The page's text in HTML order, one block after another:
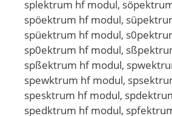
splektrum hf modul,
spöektrum hf modul,
spüektrum hf modul,
sp0ektrum hf modul,
spßektrum hf modul,
spewktrum hf modul,
spesktrum hf modul,
spedktrum hf modul,